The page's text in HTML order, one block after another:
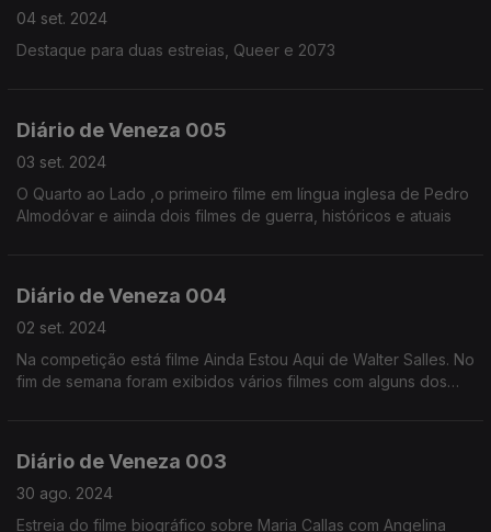
04 set. 2024
Destaque para duas estreias, Queer e 2073
Diário de Veneza 005
03 set. 2024
O Quarto ao Lado ,o primeiro filme em língua inglesa de Pedro
Almodóvar e aiinda dois filmes de guerra, históricos e atuais
Diário de Veneza 004
02 set. 2024
Na competição está filme Ainda Estou Aqui de Walter Salles. No
fim de semana foram exibidos vários filmes com alguns dos
Diário de Veneza 003
30 ago. 2024
Estreia do filme biográfico sobre Maria Callas com Angelina